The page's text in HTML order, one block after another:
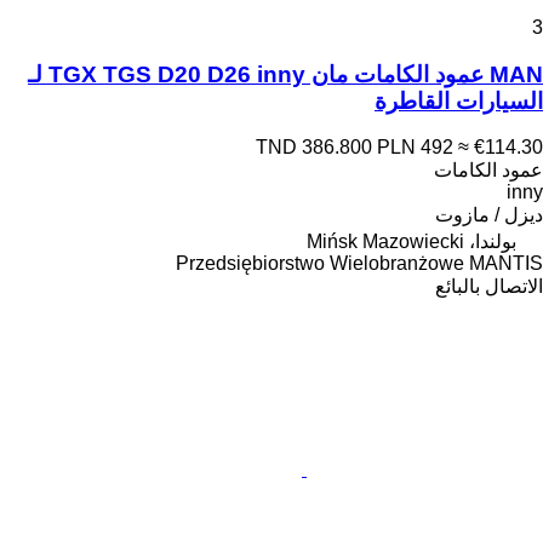
3
MAN عمود الكامات مان TGX TGS D20 D26 inny لـ
السيارات القاطرة
TND 386.800 PLN 492 ≈ €114.30
عمود الكامات
inny
ديزل / مازوت
بولندا، Mińsk Mazowiecki
Przedsiębiorstwo Wielobranżowe MANTIS
الاتصال بالبائع